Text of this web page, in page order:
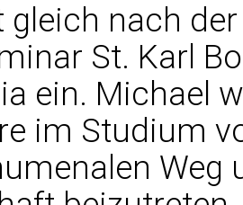
gleich nach
St. Karl
ein. Michael
im Studium
Weg